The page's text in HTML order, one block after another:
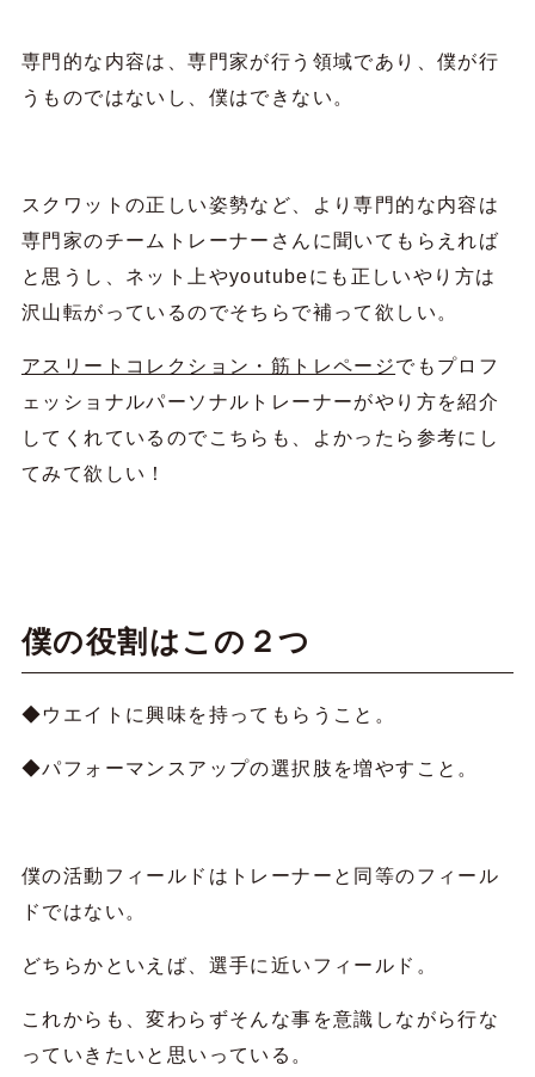
専門的な内容は、専門家が行う領域であり、僕が行
うものではないし、僕はできない。
スクワットの正しい姿勢など、より専門的な内容は
専門家のチームトレーナーさんに聞いてもらえれば
と思うし、ネット上やyoutubeにも正しいやり方は
沢山転がっているのでそちらで補って欲しい。
アスリートコレクション・筋トレページでもプロフ
ェッショナルパーソナルトレーナーがやり方を紹介
してくれているのでこちらも、よかったら参考にし
てみて欲しい！
僕の役割はこの２つ
◆ウエイトに興味を持ってもらうこと。
◆パフォーマンスアップの選択肢を増やすこと。
僕の活動フィールドはトレーナーと同等のフィール
ドではない。
どちらかといえば、選手に近いフィールド。
これからも、変わらずそんな事を意識しながら行な
っていきたいと思いっている。